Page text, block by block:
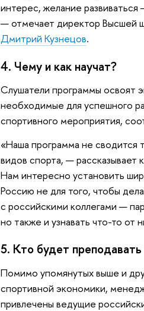
интерес, желание развиваться
— отмечает директор Высшей
Дмитрий Кузнецов.
4. Чему и как научат?
Слушатели программы освоят
необходимые для успешного
спортивного мероприятия,
«Наша программа не сводится
видов спорта, —
Нам интересно установить
Россию не для того, чтобы
с российскими коллегами —
но также и узнавать что-то от
5. Кто будет
Помимо упомянутых выше и
спортивной экономики,
привлечены ведущие